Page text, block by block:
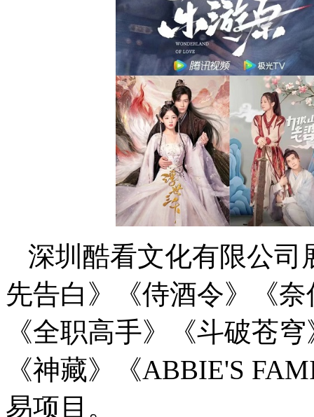
深圳酷看文化有限公司
先告白》《侍酒令》《
《全职高手》《斗破苍
《神藏》《ABBIE'S
易项目。